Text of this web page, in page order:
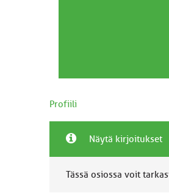
Profiili
Näytä kirjoitukset
Tässä osiossa voit